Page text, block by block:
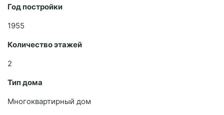
Год постройки
1955
Количество этажей
2
Тип дома
Многоквартирный дом